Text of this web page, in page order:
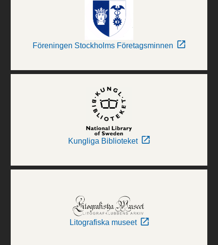
Föreningen Stockholms Företagsminnen
Kungliga Biblioteket
Litografiska museet